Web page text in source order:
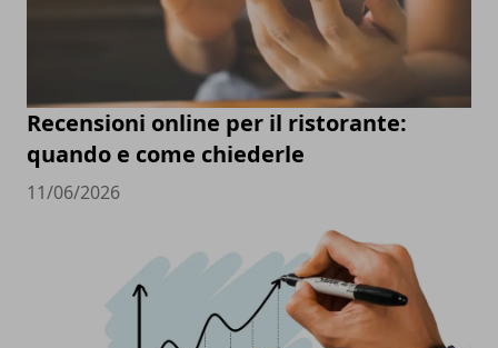
Recensioni online per il ristorante:
quando e come chiederle
11/06/2026